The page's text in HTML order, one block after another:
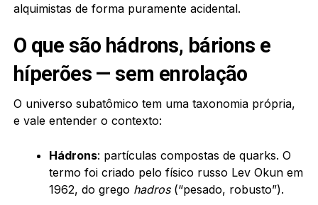
alquimistas de forma puramente acidental.
O que são hádrons, bárions e
híperões — sem enrolação
O universo subatômico tem uma taxonomia própria,
e vale entender o contexto:
Hádrons: partículas compostas de quarks. O
termo foi criado pelo físico russo Lev Okun em
1962, do grego hadros(“pesado, robusto”).